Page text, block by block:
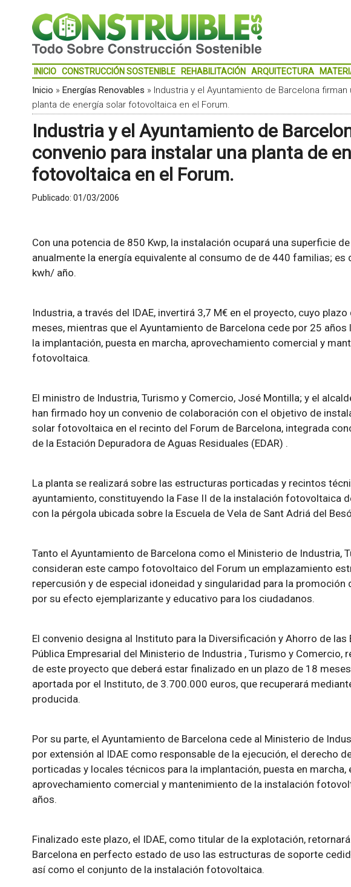
INICIO CONSTRUCCIÓN SOSTENIBLE REHABILITACIÓN ARQUITECTURA
Inicio » Energías Renovables » Industria y el Ayuntamiento de Barcelona
planta de energía solar fotovoltaica en el Forum.
Industria y el Ayuntamiento de
convenio para instalar una planta de
fotovoltaica en el Forum.
Publicado: 01/03/2006
Con una potencia de 850 Kwp, la instalación ocupará una superficie
anualmente la energía equivalente al consumo de de 440 familias; es
kwh/ año.
Industria, a través del IDAE, invertirá 3,7 M€ en el proyecto, cuyo
meses, mientras que el Ayuntamiento de Barcelona cede por 25
la implantación, puesta en marcha, aprovechamiento comercial y
fotovoltaica.
El ministro de Industria, Turismo y Comercio, José Montilla; y el
han firmado hoy un convenio de colaboración con el objetivo de
solar fotovoltaica en el recinto del Forum de Barcelona, integrada
de la Estación Depuradora de Aguas Residuales (EDAR) .
La planta se realizará sobre las estructuras porticadas y recintos
ayuntamiento, constituyendo la Fase II de la instalación fotovoltaica
con la pérgola ubicada sobre la Escuela de Vela de Sant Adriá del
Tanto el Ayuntamiento de Barcelona como el Ministerio de Industria,
consideran este campo fotovoltaico del Forum un emplazamiento
repercusión y de especial idoneidad y singularidad para la promoción
por su efecto ejemplarizante y educativo para los ciudadanos.
El convenio designa al Instituto para la Diversificación y Ahorro de las
Pública Empresarial del Ministerio de Industria , Turismo y Comercio,
de este proyecto que deberá estar finalizado en un plazo de 18
aportada por el Instituto, de 3.700.000 euros, que recuperará
producida.
Por su parte, el Ayuntamiento de Barcelona cede al Ministerio de
por extensión al IDAE como responsable de la ejecución, el derecho
porticadas y locales técnicos para la implantación, puesta en marcha,
aprovechamiento comercial y mantenimiento de la instalación
años.
Finalizado este plazo, el IDAE, como titular de la explotación,
Barcelona en perfecto estado de uso las estructuras de soporte
así como el conjunto de la instalación fotovoltaica.